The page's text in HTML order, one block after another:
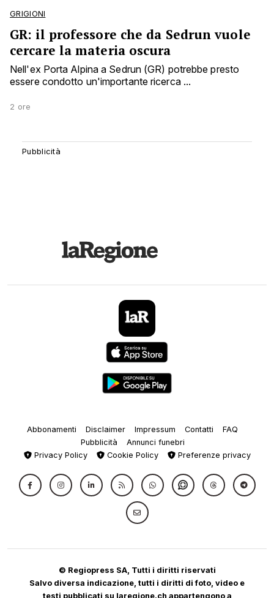
GRIGIONI
GR: il professore che da Sedrun vuole
cercare la materia oscura
Nell'ex Porta Alpina a Sedrun (GR) potrebbe presto
essere condotto un'importante ricerca ...
2 ore
Abbonamenti Disclaimer Impressum Contatti
FAQ
Pubblicità
Annunci funebri
Privacy Policy
Cookie Policy Preferenze privacy
© Regiopress SA, Tutti i diritti riservati
Salvo diversa indicazione, tutti i diritti di foto, video e
testi pubblicati su laregione.ch appartengono a